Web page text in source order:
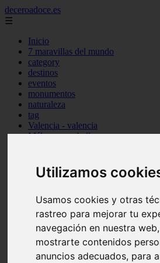
Utilizamos
Usamos cookies y otras
rastreo para mejorar tu
navegación en nuestra
mostrarte contenidos
anuncios adecuados, para
deceroadoce.es
☰
Inicio
7 maravillas del mundo
category
destinos
eventos
monumentos
naturaleza
tag
Valencia - valencia
Málaga - marbella
Sevilla - bormujos
Santa-cruz-de-tenerife - santiago-
Murcia - murcia
Alicante - benidorm
Alicante - finestrat
Almería - mojácar
Alicante - orihuela
Huesca - jaca